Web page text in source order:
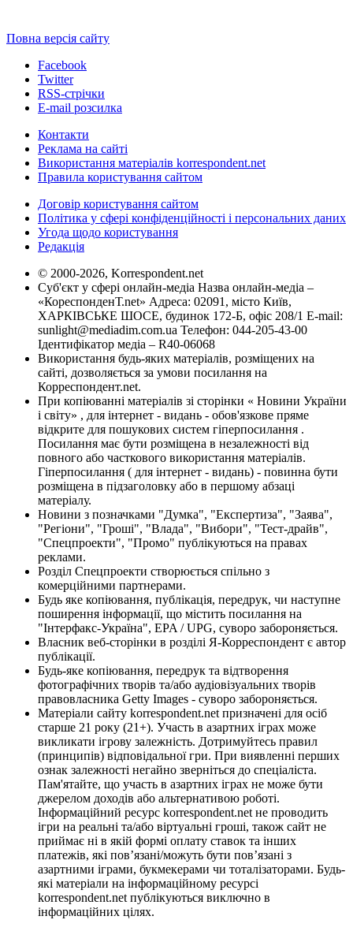
Повна версія сайту
Facebook
Twitter
RSS-стрічки
E-mail розсилка
Контакти
Реклама на сайті
Використання матеріалів korrespondent.net
Правила користування сайтом
Договір користування сайтом
Політика у сфері конфіденційності і персональних даних
Угода щодо користування
Редакція
© 2000-2026, Korrespondent.net
Суб'єкт у сфері онлайн-медіа Назва онлайн-медіа –
«КореспонденТ.net» Адреса: 02091, місто Київ,
ХАРКІВСЬКЕ ШОСЕ, будинок 172-Б, офіс 208/1 E-mail:
sunlight@mediadim.com.ua Телефон: 044-205-43-00
Ідентифікатор медіа – R40-06068
Використання будь-яких матеріалів, розміщених на
сайті, дозволяється за умови посилання на
Корреспондент.net.
При копіюванні матеріалів зі сторінки « Новини України
і світу» , для інтернет - видань - обов'язкове пряме
відкрите для пошукових систем гіперпосилання .
Посилання має бути розміщена в незалежності від
повного або часткового використання матеріалів.
Гіперпосилання ( для інтернет - видань) - повинна бути
розміщена в підзаголовку або в першому абзаці
матеріалу.
Новини з позначками "Думка", "Експертиза", "Заява",
"Регіони", "Гроші", "Влада", "Вибори", "Тест-драйв",
"Спецпроекти", "Промо" публікуються на правах
реклами.
Розділ Спецпроекти створюється спільно з
комерційними партнерами.
Будь яке копіювання, публікація, передрук, чи наступне
поширення інформації, що містить посилання на
"Інтерфакс-Україна", EPA / UPG, суворо забороняється.
Власник веб-сторінки в розділі Я-Корреспондент є автор
публікації.
Будь-яке копіювання, передрук та відтворення
фотографічних творів та/або аудіовізуальних творів
правовласника Getty Images - суворо забороняється.
Матеріали сайту korrespondent.net призначені для осіб
старше 21 року (21+). Участь в азартних іграх може
викликати ігрову залежність. Дотримуйтесь правил
(принципів) відповідальної гри. При виявленні перших
ознак залежності негайно зверніться до спеціаліста.
Пам'ятайте, що участь в азартних іграх не може бути
джерелом доходів або альтернативою роботі.
Інформаційний ресурс korrespondent.net не проводить
ігри на реальні та/або віртуальні гроші, також сайт не
приймає ні в якій формі оплату ставок та інших
платежів, які пов’язані/можуть бути пов’язані з
азартними іграми, букмекерами чи тоталізаторами. Будь-
які матеріали на інформаційному ресурсі
korrespondent.net публікуються виключно в
інформаційних цілях.